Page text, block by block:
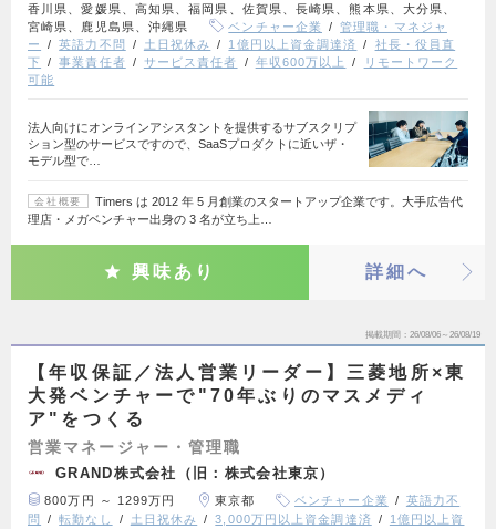
香川県、愛媛県、高知県、福岡県、佐賀県、長崎県、熊本県、大分県、
宮崎県、鹿児島県、沖縄県
ベンチャー企業
管理職・マネジャ
ー
英語力不問 土日祝休み 1億円以上資金調達済
社長・役員直
下
事業責任者 サービス責任者 年収600万以上
リモートワーク
可能
法人向けにオンラインアシスタントを提供するサブスクリプ
ション型のサービスですので、SaaSプロダクトに近いザ・
モデル型で…
会社概要
Timers は 2012 年 5 月創業のスタートアップ企業です。大手広告代
理店・メガベンチャー出身の 3 名が立ち上…
興味あり 詳細へ
掲載期間 26/08/06～26/08/19
【年収保証／法人営業リーダー】三菱地所×東
大発ベンチャーで"70年ぶりのマスメディ
ア"をつくる
営業マネージャー・管理職
GRAND株式会社（旧：株式会社東京）
800万円 ～ 1299万円 東京都 ベンチャー企業
英語力不
問
転勤なし 土日祝休み 3,000万円以上資金調達済
1億円以上資